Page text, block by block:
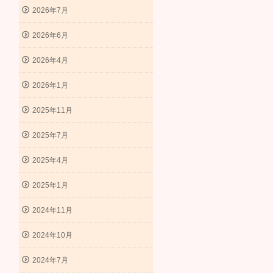
2026年7月
2026年6月
2026年4月
2026年1月
2025年11月
2025年7月
2025年4月
2025年1月
2024年11月
2024年10月
2024年7月